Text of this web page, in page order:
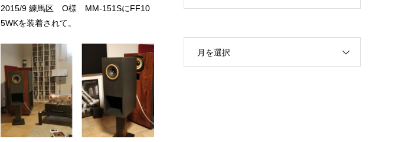
2015/9 練馬区 O様 MM-151SにFF10
5WKを装着されて。
月を選択